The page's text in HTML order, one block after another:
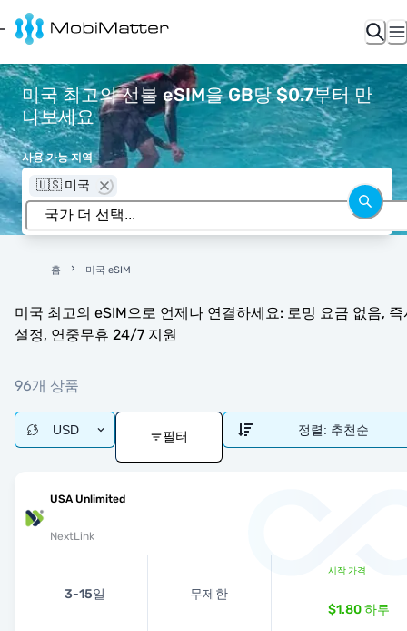
미국 최고의 선불 eSIM을 GB당 $0.7부터 만
나보세요
사용 가능 지역
🇺🇸 미국
홈 미국 eSIM
미국 최고의 eSIM으로 언제나 연결하세요: 로밍 요금 없음, 즉
설정, 연중무휴 24/7 지원
96개 상품
USD 필터 정렬: 추천순
USA Unlimited
NextLink
3-15일 무제한
시작 가격
$1.80하루